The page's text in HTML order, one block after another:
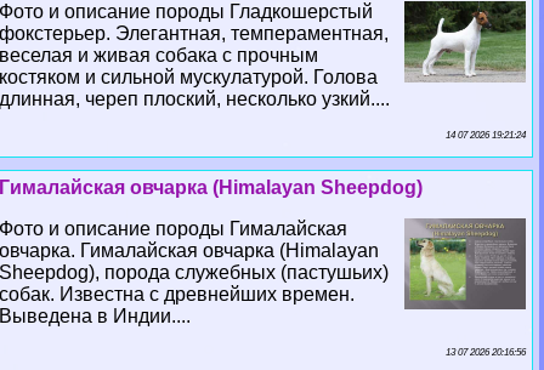
Фото и описание породы Гладкошерстый
фокстерьер. Элегантная, темпераментная,
веселая и живая собака с прочным
костяком и сильной мускулатурой. Голова
длинная, череп плоский, несколько узкий....
14 07 2026 19:21:24
Гималайская овчарка (Himalayan Sheepdog)
Фото и описание породы Гималайская
овчарка. Гималайская овчарка (Himalayan
Sheepdog), порода служебных (пастушьих)
собак. Известна с древнейших времен.
Выведена в Индии....
13 07 2026 20:16:56